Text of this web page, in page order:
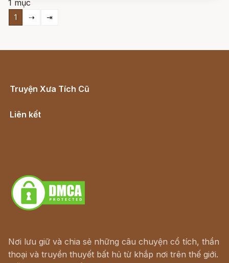
1 mục
1 ⇢ ⇥
Truyện Xưa Tích Cũ
Liên kết
Nơi lưu giữ và chia sẻ những câu chuyện cổ tích, thần
thoại và truyền thuyết bất hủ từ khắp nơi trên thế giới.